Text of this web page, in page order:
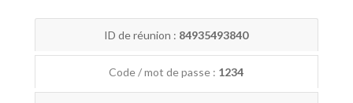
ID de réunion : 84935493840
Code / mot de passe : 1234